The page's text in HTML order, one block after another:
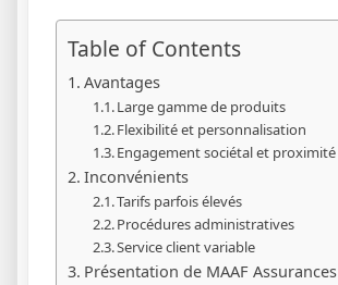
Table of Contents
Avantages
Large gamme de produits
Flexibilité et personnalisation
Engagement sociétal et proximité
Inconvénients
Tarifs parfois élevés
Procédures administratives
Service client variable
Présentation de MAAF Assurances